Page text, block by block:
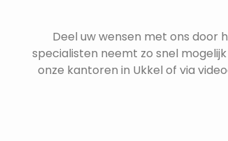
Deel uw wensen met ons door
specialisten neemt zo snel
onze kantoren in Ukkel of via